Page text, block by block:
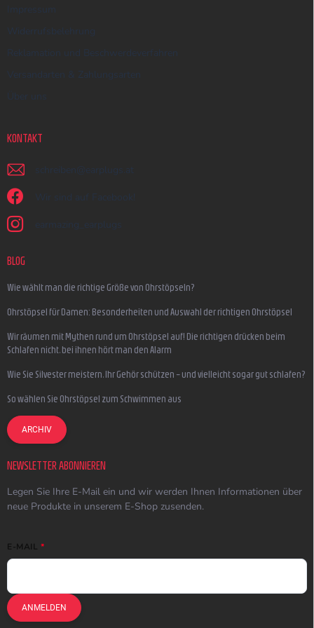
Impressum
Widerrufsbelehrung
Reklamation und Beschwerdeverfahren
Versandarten & Zahlungsarten
Über uns
KONTAKT
schreiben @ earplugs.at
Wir sind auf Facebook!
earmazing_earplugs
BLOG
Wie wählt man die richtige Größe von Ohrstöpseln?
Ohrstöpsel für Damen: Besonderheiten und Auswahl der richtigen Ohrstöpsel
Wir räumen mit Mythen rund um Ohrstöpsel auf! Die richtigen drücken beim
Schlafen nicht, bei ihnen hört man den Alarm
Wie Sie Silvester meistern, Ihr Gehör schützen – und vielleicht sogar gut schlafen?
So wählen Sie Ohrstöpsel zum Schwimmen aus
ARCHIV
NEWSLETTER ABONNIEREN
Legen Sie Ihre E-Mail ein und wir werden Ihnen Informationen über
neue Produkte in unserem E-Shop zusenden.
E-MAIL
ANMELDEN